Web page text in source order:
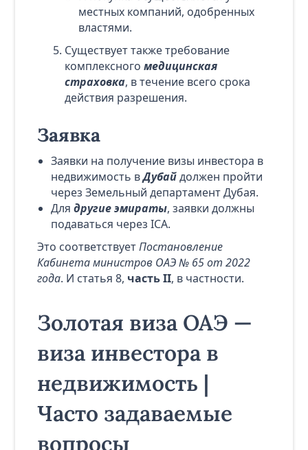
местных компаний, одобренных
властями.
Существует также требование
комплексного медицинская
страховка, в течение всего срока
действия разрешения.
Заявка
Заявки на получение визы инвестора в
недвижимость вДубайдолжен пройти
через Земельный департамент Дубая.
Для другие эмираты, заявки должны
подаваться через ICA.
Это соответствуетПостановление
Кабинета министров ОАЭ № 65 от 2022
года. И статья 8, часть II, в частности.
Золотая виза ОАЭ —
виза инвестора в
недвижимость |
Часто задаваемые
вопросы